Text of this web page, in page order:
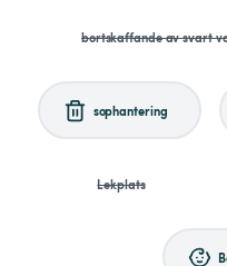
bortskaffande av svart
sophantering
Lekplats